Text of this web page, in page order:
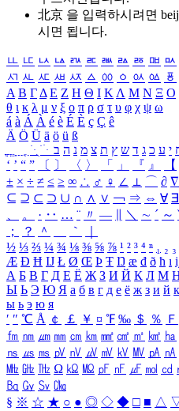
北京 을 입력하시려면
시면 됩니다.
ㅥ ㅦ ㅧ ㅨ ㅩ ㅪ ㅫ ㅬ ㅭ ㅮ ㅯ
ㅺ ㅻ ㅼ ㅽ ㅾ ㅿ ㆀ ㆁ ㆂ ㆃ ㆄ
Α Β ΓΔ Ε Ζ Η Θ Ι ΚΛ Μ Ν Ξ Ο
θ ι κ λ μ ν ξ ο π ρ σ τ υ φ χ ψ ω
á à Á À é è É È ç Ç ê
Ä Ö Ü ä ö ü ß
ִֶֹ ֻּ ׁׂ י ע כ ג ד ש ץ ת צ מ נ ה ב
‘ ’ “ ” 〔 〕 〈 〉 「 」 『 』 【
± × ÷ ≠ ≤ ≥ ∞ ∴ ♂ ♀ ∠ ⊥ ⌒ ∂ ∇
⊆ ⊇ ⊂ ⊃ ∪ ∩ ∧ ∨ ￢ ⇒ ⇔ ∀ ∃
、
。 · ‥ … ¨ 〃 ― ＼ ∼ ´ ～
；
？ ＾ ｀
½ ⅓ ⅔ ¼ ¾ ⅛ ⅜ ⅝ ⅞ ¹ ² ³ ⁴ ⁿ ₁ ₂ ₃
Æ Ð Ħ Ĳ Ł Ø Œ Þ Ŧ Ŋ æ đ ð ħ ı
А Б В Г Д Е Ё Ж З И Й К Л М
Ы Ь Э Ю Я а б в г д е ё ж з и й к
ы ь э ю я
′ ″ ℃ Å ￠ ￡ ￥ ¤ ℉ ‰ ＄ ％ Ｆ
㎙ ㎚ ㎛ ㎜ ㎝ ㎞ ㎟ ㎠ ㎡ ㎢ ㏊
㎱ ㎲ ㎳ ㎴ ㎵ ㎶ ㎷ ㎸ ㎹ ㎀ ㎁
㎒ ㎓ ㎔ Ω ㏀ ㏁ ㎊ ㎋ ㎌ ㏖ ㏅
㏃ ㏉ ㏜ ㏆
§ ※ ☆ ★ ○ ● ◎ ◇ ◆ □ ■ △